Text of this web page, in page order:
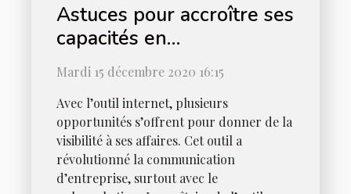
Astuces pour accroître ses
capacités en
référencement naturel
Mardi 15 décembre 2020 16:15
Avec l’outil internet, plusieurs
opportunités s’offrent pour donner de la
visibilité à ses affaires. Cet outil a
révolutionné la communication
d’entreprise, surtout avec le